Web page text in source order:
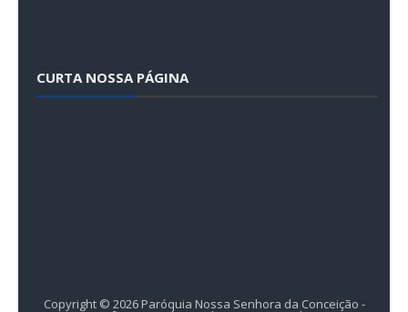
CURTA NOSSA PÁGINA
Copyright © 2026 Paróquia Nossa Senhora da Conceição -